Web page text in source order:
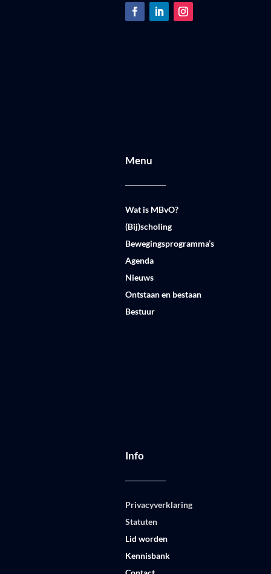
Menu
Wat is MBvO?
(Bij)scholing
Bewegingsprogramma’s
Agenda
Nieuws
Ontstaan en bestaan
Bestuur
Info
Privacyverklaring
Statuten
Lid worden
Kennisbank